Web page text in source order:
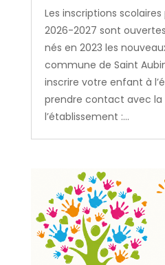
Les inscriptions
2026-2027 sont
nés en 2023 les
commune de Saint
inscrire votre enfant à
prendre contact avec la
l’établissement :...